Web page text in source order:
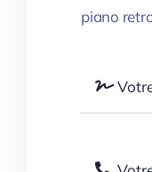
piano